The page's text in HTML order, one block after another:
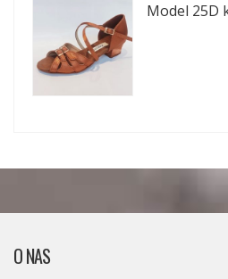
Model 25D
O NAS